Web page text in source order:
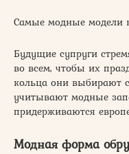
Самые модные модели
Будущие супруги
во всем, чтобы их
кольца они выбирают
учитывают модные
придерживаются
Модная форма